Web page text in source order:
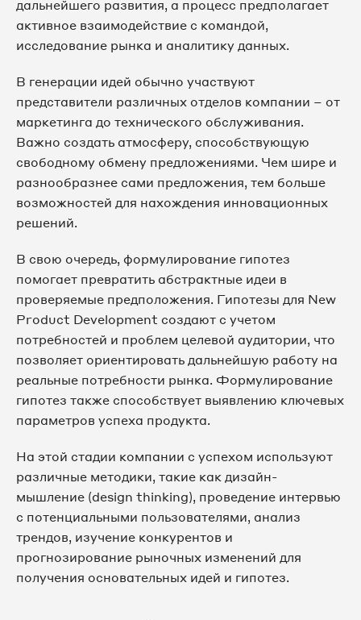
дальнейшего развития, а процесс предполагает
активное взаимодействие с командой,
исследование рынка и аналитику данных.
В генерации идей обычно участвуют
представители различных отделов компании – от
маркетинга до технического обслуживания.
Важно создать атмосферу, способствующую
свободному обмену предложениями. Чем шире и
разнообразнее сами предложения, тем больше
возможностей для нахождения инновационных
решений.
В свою очередь, формулирование гипотез
помогает превратить абстрактные идеи в
проверяемые предположения. Гипотезы для New
Product Development создают с учетом
потребностей и проблем целевой аудитории, что
позволяет ориентировать дальнейшую работу на
реальные потребности рынка. Формулирование
гипотез также способствует выявлению ключевых
параметров успеха продукта.
На этой стадии компании с успехом используют
различные методики, такие как дизайн-
мышление (design thinking), проведение интервью
с потенциальными пользователями, анализ
трендов, изучение конкурентов и
прогнозирование рыночных изменений для
получения основательных идей и гипотез.